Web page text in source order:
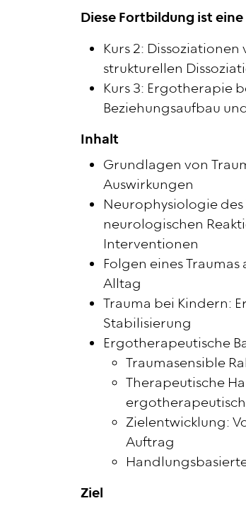
Diese Fortbildung ist
Kurs 2:
strukturellen
Kurs 3: Ergotherapie
Beziehungsaufbau
Inhalt
Grundlagen von
Auswirkungen
Neurophysiologie
neurologischen
Interventionen
Folgen eines
Alltag
Trauma bei Kindern:
Stabilisierung
Ergotherapeutische
Traumasensible
Therapeutische
Zielentwicklung:
Auftrag
Ziel